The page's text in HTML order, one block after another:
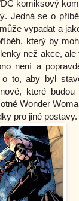
komiksový
Jedná se o
vypadat a
který by
než akce,
není a
to, aby byl
které budou
Wonder
pro jiné postavy.